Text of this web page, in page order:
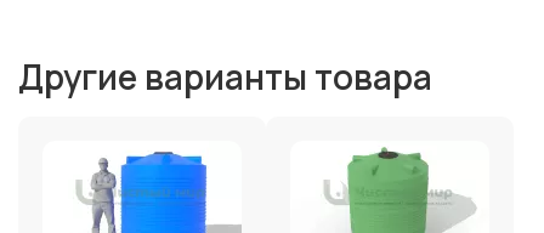
Другие варианты товара